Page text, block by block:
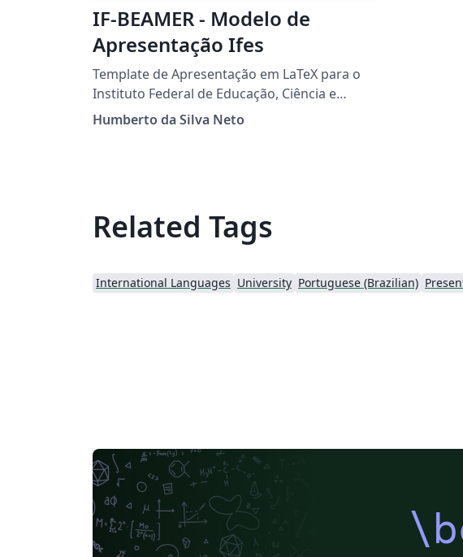
IF-BEAMER - Modelo de
Apresentação Ifes
Template de Apresentação em LaTeX para o
Instituto Federal de Educação, Ciência e
Tecnologia do Espírito Santo.
Humberto da Silva Neto
Related Tags
International Languages University Portuguese (Brazilian)